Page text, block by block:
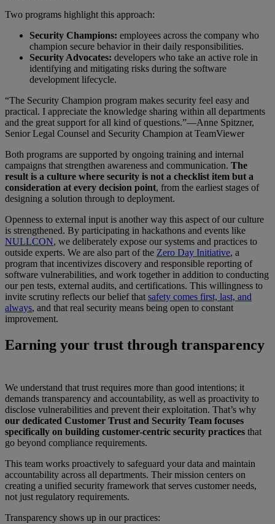
Two programs highlight this approach:
Security Champions: employees across the company who
champion secure behavior in their daily responsibilities.
Security Advocates: developers who take an active role in
identifying and mitigating risks during the software
development lifecycle.
“The Security Champion program makes security feel easy and
practical. I appreciate the knowledge sharing within all departments
and the great support for all kind of questions.”—Anne Spitzner,
Senior Legal Counsel and Security Champion at TeamViewer
Both programs are supported by ongoing training and internal
campaigns that strengthen awareness and communication. The
result is a culture where security is not a checklist item but a
consideration at every decision point, from the earliest stages of
designing a solution through to deployment.
Openness to external input is another way this aspect of our culture
is strengthened. By participating in hackathons and events like
NULLCON, we deliberately expose our systems and practices to
outside experts. We are also part of the Zero Day Initiative, a
program that incentivizes discovery and responsible reporting of
software vulnerabilities, and work together in addition to conducting
our pen tests, external audits, and certifications. This willingness to
invite scrutiny reflects our belief that safety comes first, last, and
always, and that real security means being open to constant
improvement.
Earning your trust through transparency
We understand that trust requires more than good intentions; it
demands transparency and accountability, as well as proactivity to
disclose vulnerabilities and prevent their exploitation. That’s why
our dedicated Customer Trust and Security Team focuses
specifically on building customer-centric security practices that
go beyond compliance requirements.
This team works proactively to safeguard your data and maintain
accountability across all departments. Their mission centers on
creating a unified security framework that serves customer needs,
not just regulatory requirements.
Transparency shows up in our practices: